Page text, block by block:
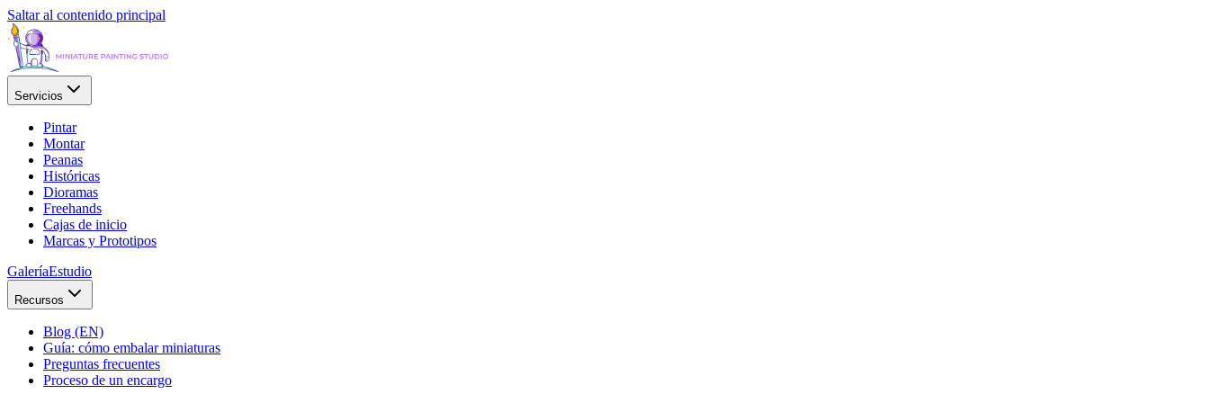
Saltar al contenido principal
Servicios
Pintar
Montar
Peanas
Históricas
Dioramas
Freehands
Cajas de inicio
Marcas y Prototipos
GaleríaEstudio
Recursos
Blog (EN)
Guía: cómo embalar miniaturas
Preguntas frecuentes
Proceso de un encargo